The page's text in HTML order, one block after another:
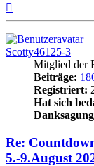
Scotty46125-3
Mitglied der
Beiträge:
Registriert:
Hat sich
Re:
5.-9.August